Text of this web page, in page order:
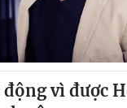
động vì được